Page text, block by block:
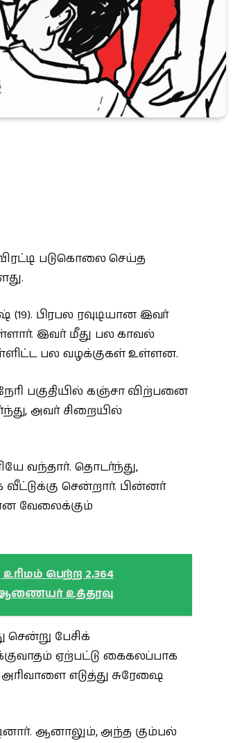
படுகொலை செய்த
பிரபல ரவுடியான இவர்
இவர் மீது பல காவல்
பல வழக்குகள் உள்ளன.
பகுதியில் கஞ்சா விற்பனை
அவர் சிறையில்
வந்தார். தொடர்ந்து,
சென்றார். பின்னர்
வேலைக்கும்
பெற்ற 2,364
ஆணையர் உத்தரவு
பேசிக்
ஏற்பட்டு கைகலப்பாக
எடுத்து சுரேஷை
ஆனாலும், அந்த கும்பல்